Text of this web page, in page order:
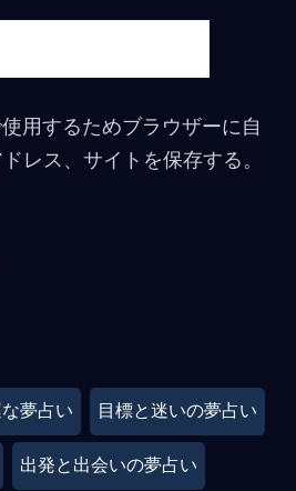
用するためブラウザーに自
レス、サイトを保存する。
夢占い 目標と迷いの夢占い
出発と出会いの夢占い